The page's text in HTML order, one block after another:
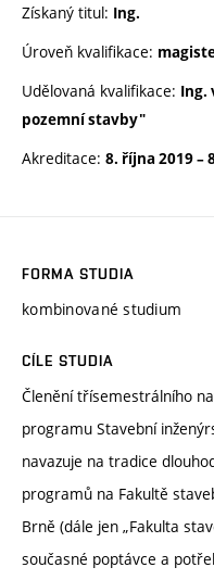
Získaný titul: Ing.
Úroveň kvalifikace:
Udělovaná kvalifikace: Ing.
pozemní stavby"
Akreditace: 8. října 2019–
FORMA STUDIA
kombinované studium
CÍLE STUDIA
Členění třísemestrálního
programu Stavební
navazuje na tradice
programů na Fakultě
Brně (dále jen „Fakulta
současné poptávce a